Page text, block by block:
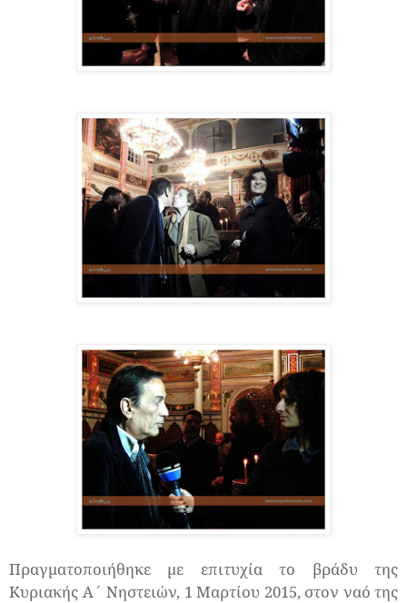
Πραγματοποιήθηκε με επιτυχία το βράδυ της
Κυριακής Α΄ Νηστειών, 1 Μαρτίου 2015, στον ναό της